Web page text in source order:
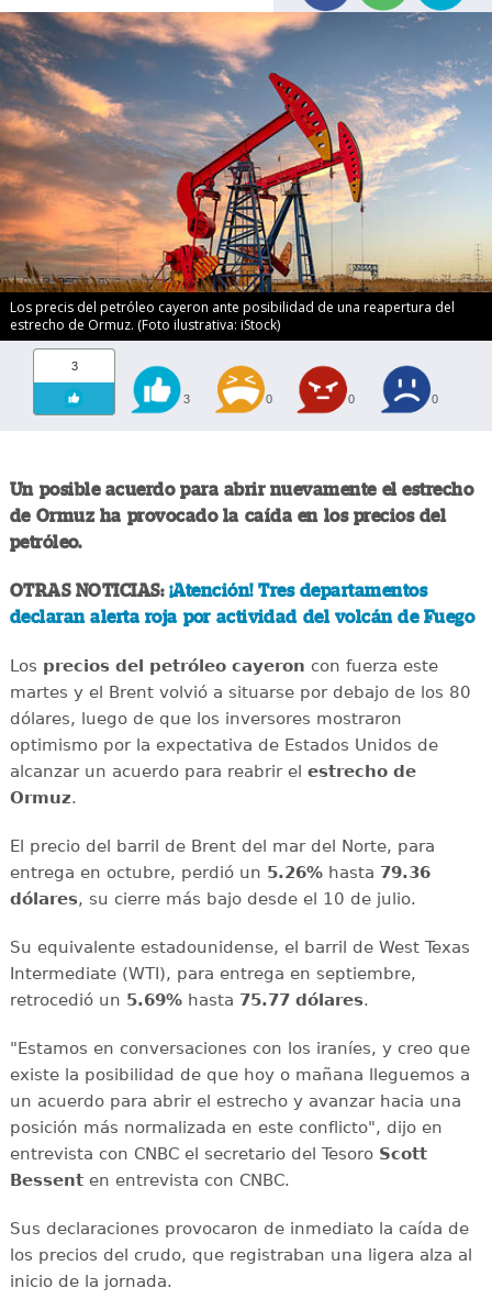
Los precis del petróleo cayeron ante posibilidad de una reapertura del
estrecho de Ormuz. (Foto ilustrativa: iStock)
3
3 0 0 0
Un posible acuerdo para abrir nuevamente el estrecho
de Ormuz ha provocado la caída en los precios del
petróleo.
OTRAS NOTICIAS: ¡Atención! Tres departamentos
declaran alerta roja por actividad del volcán de Fuego
Los precios del petróleo cayeron con fuerza este
martes y el Brent volvió a situarse por debajo de los 80
dólares, luego de que los inversores mostraron
optimismo por la expectativa de Estados Unidos de
alcanzar un acuerdo para reabrir el estrecho de
Ormuz.
El precio del barril de Brent del mar del Norte, para
entrega en octubre, perdió un 5.26%hasta 79.36
dólares, su cierre más bajo desde el 10 de julio.
Su equivalente estadounidense, el barril de West Texas
Intermediate (WTI), para entrega en septiembre,
retrocedió un 5.69%hasta 75.77 dólares.
"Estamos en conversaciones con los iraníes, y creo que
existe la posibilidad de que hoy o mañana lleguemos a
un acuerdo para abrir el estrecho y avanzar hacia una
posición más normalizada en este conflicto", dijo en
entrevista con CNBC el secretario del Tesoro Scott
Bessenten entrevista con CNBC.
Sus declaraciones provocaron de inmediato la caída de
los precios del crudo, que registraban una ligera alza al
inicio de la jornada.